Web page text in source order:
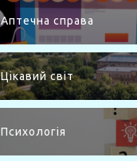
Аптечна справа
Цікавий світ
Психологія